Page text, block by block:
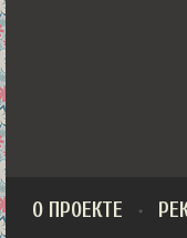
О ПРОЕКТЕ